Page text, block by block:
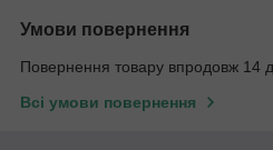
Умови повернення
Повернення товару впродовж 14
Всі умови повернення